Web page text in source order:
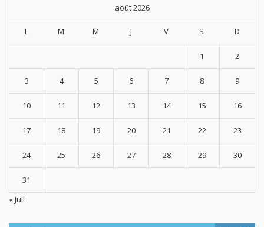
août 2026
L M M J V S D
1 2
3 4 5 6 7 8 9
10 11 12 13 14 15 16
17 18 19 20 21 22 23
24 25 26 27 28 29 30
31
« Juil